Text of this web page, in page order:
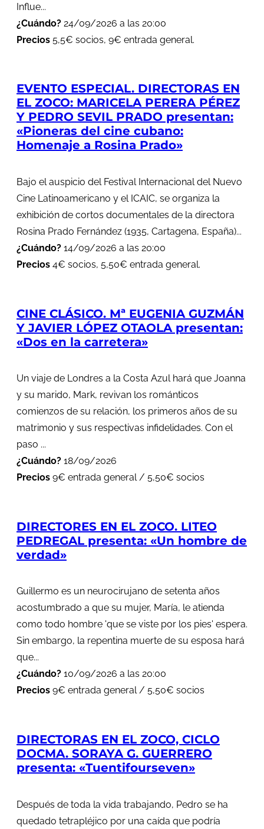
Influe...
¿Cuándo? 24/09/2026 a las 20:00
Precios 5,5€ socios, 9€ entrada general.
EVENTO ESPECIAL. DIRECTORAS EN
EL ZOCO: MARICELA PERERA PÉREZ
Y PEDRO SEVIL PRADO presentan:
«Pioneras del cine cubano:
Homenaje a Rosina Prado»
Bajo el auspicio del Festival Internacional del Nuevo
Cine Latinoamericano y el ICAIC, se organiza la
exhibición de cortos documentales de la directora
Rosina Prado Fernández (1935, Cartagena, España)...
¿Cuándo? 14/09/2026 a las 20:00
Precios 4€ socios, 5,50€ entrada general.
CINE CLÁSICO. Mª EUGENIA GUZMÁN
Y JAVIER LÓPEZ OTAOLA presentan:
«Dos en la carretera»
Un viaje de Londres a la Costa Azul hará que Joanna
y su marido, Mark, revivan los románticos
comienzos de su relación, los primeros años de su
matrimonio y sus respectivas infidelidades. Con el
paso ...
¿Cuándo? 18/09/2026
Precios 9€ entrada general / 5,50€ socios
DIRECTORES EN EL ZOCO. LITEO
PEDREGAL presenta: «Un hombre de
verdad»
Guillermo es un neurocirujano de setenta años
acostumbrado a que su mujer, María, le atienda
como todo hombre 'que se viste por los pies' espera.
Sin embargo, la repentina muerte de su esposa hará
que...
¿Cuándo? 10/09/2026 a las 20:00
Precios 9€ entrada general / 5,50€ socios
DIRECTORAS EN EL ZOCO, CICLO
DOCMA. SORAYA G. GUERRERO
presenta: «Tuentifourseven»
Después de toda la vida trabajando, Pedro se ha
quedado tetrapléjico por una caída que podría